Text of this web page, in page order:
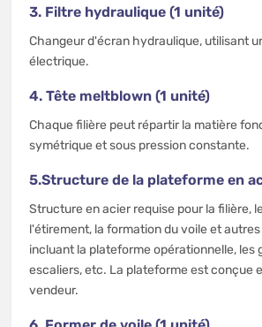
3. Filtre hydraulique (1 unité)
Changeur d'écran hydraulique, utilisant
électrique.
4. Tête meltblown (1 unité)
Chaque filière peut répartir la matière
symétrique et sous pression constante.
5.Structure de la plateforme en
Structure en acier requise pour la filière,
l'étirement, la formation du voile et
incluant la plateforme opérationnelle, les
escaliers, etc. La plateforme est conçue
vendeur.